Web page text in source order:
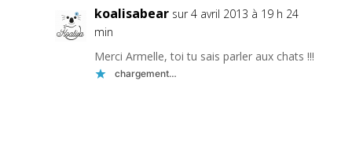
koalisabear sur 4 avril 2013 à 19 h 24
min
Merci Armelle, toi tu sais parler aux chats !!!
chargement…